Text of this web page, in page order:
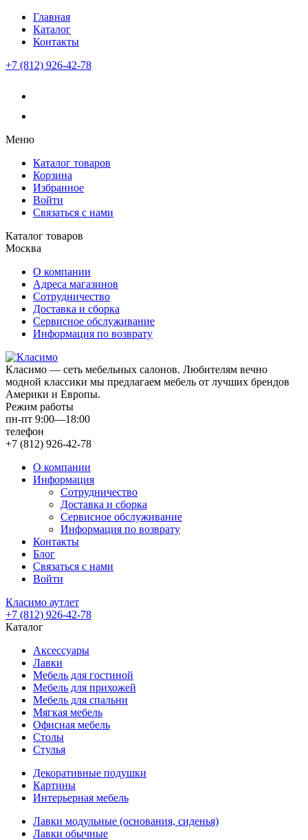
Главная
Каталог
Контакты
+7 (812) 926-42-78
Меню
Каталог товаров
Корзина
Избранное
Войти
Связаться с нами
Каталог товаров
Москва
О компании
Адреса магазинов
Сотрудничество
Доставка и сборка
Сервисное обслуживание
Информация по возврату
Класимо — cеть мебельных салонов. Любителям вечно
модной классики мы предлагаем мебель от лучших брендов
Америки и Европы.
Режим работы
пн-пт 9:00—18:00
телефон
+7 (812) 926-42-78
О компании
Информация
Сотрудничество
Доставка и сборка
Сервисное обслуживание
Информация по возврату
Контакты
Блог
Связаться с нами
Войти
Класимо аутлет
+7 (812) 926-42-78
Каталог
Аксессуары
Лавки
Мебель для гостиной
Мебель для прихожей
Мебель для спальни
Мягкая мебель
Офисная мебель
Столы
Стулья
Декоративные подушки
Картины
Интерьерная мебель
Лавки модульные (основания, сиденья)
Лавки обычные